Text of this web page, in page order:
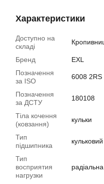
Характеристики
Доступно на
складі
Бренд
EXL
Позначення
за ISO
6008 2RS
Позначення
за ДСТУ
180108
Тіла кочення
(ковзання)
кульки
Тип
підшипника
Тип
восприятия
нагрузки
радіальна